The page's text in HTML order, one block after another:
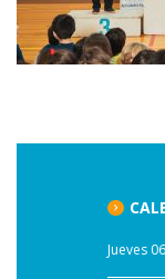
Jueves